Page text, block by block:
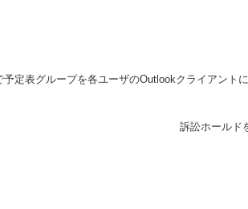
予定表グループを各ユーザのOutlookクライアントに
訴訟ホールド